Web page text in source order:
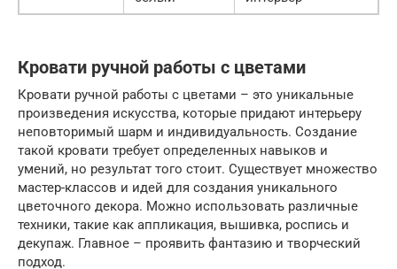
Кровати ручной работы с цветами
Кровати ручной работы с цветами – это уникальные
произведения искусства, которые придают интерьеру
неповторимый шарм и индивидуальность. Создание
такой кровати требует определенных навыков и
умений, но результат того стоит. Существует множество
мастер-классов и идей для создания уникального
цветочного декора. Можно использовать различные
техники, такие как аппликация, вышивка, роспись и
декупаж. Главное – проявить фантазию и творческий
подход.